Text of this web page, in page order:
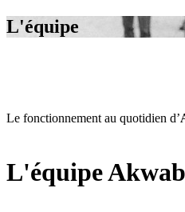
L'équipe
Le fonctionnement au quotidien d’
L'équipe